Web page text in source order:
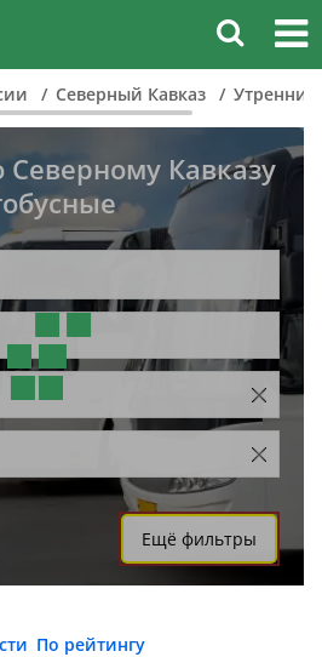
Северный Кавказ Утренние
Северному Кавказу
Ещё фильтры
По рейтингу